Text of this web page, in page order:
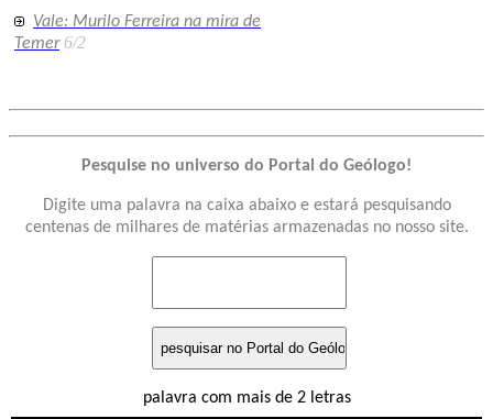
Vale: Murilo Ferreira na mira de
Temer 6/2
Pesquise no universo do Portal do Geólogo!
Digite uma palavra na caixa abaixo e estará pesquisando
centenas de milhares de matérias armazenadas no nosso site.
palavra com mais de 2 letras